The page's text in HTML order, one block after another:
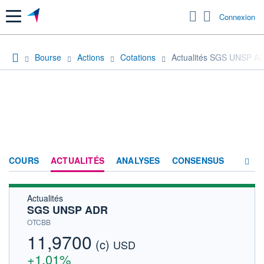
Menu Connexion
Bourse Actions Cotations Actualités SGS UNSP
COURS ACTUALITÉS ANALYSES CONSENSUS
ACTIONNAIRES
Actualités
SGS UNSP ADR
OTCBB
11,9700 (c) USD
+1,01%